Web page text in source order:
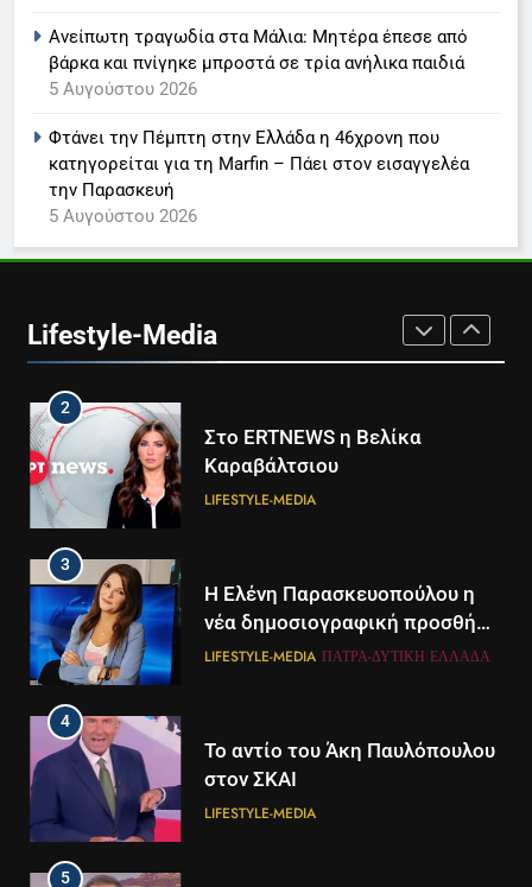
Ανείπωτη τραγωδία στα Μάλια: Μητέρα έπεσε από
βάρκα και πνίγηκε μπροστά σε τρία ανήλικα παιδιά
5 Αυγούστου 2026
Φτάνει την Πέμπτη στην Ελλάδα η 46χρονη που
κατηγορείται για τη Marfin – Πάει στον εισαγγελέα
την Παρασκευή
5 Αυγούστου 2026
Lifestyle-Media
LIFESTYLE-MEDIA
8
Καθημερινή και The New York
Times μαζί σε μια νέα
συνδρομητική πρόταση
1
LIFESTYLE-MEDIA
2
Στο ERTNEWS η Βελίκα
Καραβάλτσιου
LIFESTYLE-MEDIA
3
Η Ελένη Παρασκευοπούλου η
νέα δημοσιογραφική προσθήκη
του ΣΚΑΪ στην Πάτρα
LIFESTYLE-MEDIA ΠΆΤΡΑ-ΔΥΤΙΚΉ ΕΛΛΆΔΑ
4
Το αντίο του Άκη Παυλόπουλου
στον ΣΚΑΙ
LIFESTYLE-MEDIA
5
5